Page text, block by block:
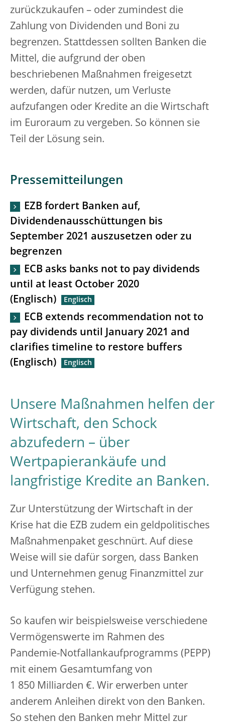
zurückzukaufen – oder zumindest die
Zahlung von Dividenden und Boni zu
begrenzen. Stattdessen sollten Banken die
Mittel, die aufgrund der oben
beschriebenen Maßnahmen freigesetzt
werden, dafür nutzen, um Verluste
aufzufangen oder Kredite an die Wirtschaft
im Euroraum zu vergeben. So können sie
Teil der Lösung sein.
Pressemitteilungen
EZB fordert Banken auf,
Dividendenausschüttungen bis
September 2021 auszusetzen oder zu
begrenzen
ECB asks banks not to pay dividends
until at least October 2020
(Englisch)
ECB extends recommendation not to
pay dividends until January 2021 and
clarifies timeline to restore buffers
(Englisch)
Unsere Maßnahmen helfen der
Wirtschaft, den Schock
abzufedern – über
Wertpapierankäufe und
langfristige Kredite an Banken.
Zur Unterstützung der Wirtschaft in der
Krise hat die EZB zudem ein geldpolitisches
Maßnahmenpaket geschnürt. Auf diese
Weise will sie dafür sorgen, dass Banken
und Unternehmen genug Finanzmittel zur
Verfügung stehen.
So kaufen wir beispielsweise verschiedene
Vermögenswerte im Rahmen des
Pandemie-Notfallankaufprogramms (PEPP)
mit einem Gesamtumfang von
1 850 Milliarden €. Wir erwerben unter
anderem Anleihen direkt von den Banken.
So stehen den Banken mehr Mittel zur